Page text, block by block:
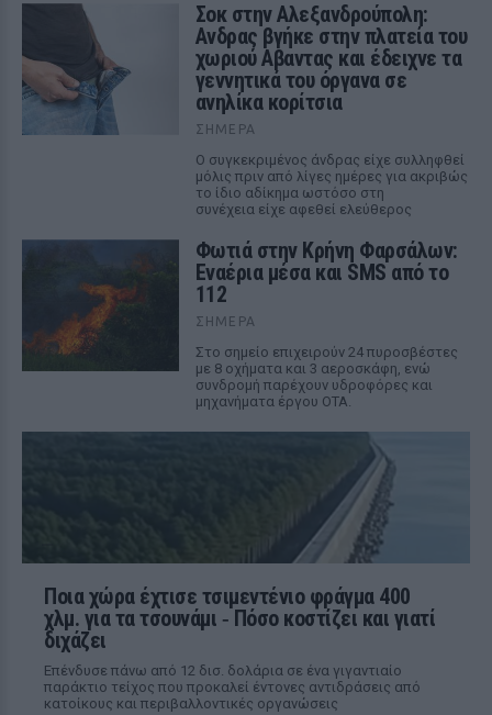
Σοκ στην Αλεξανδρούπολη:
Ανδρας βγήκε στην πλατεία του
χωριού Αβαντας και έδειχνε τα
γεννητικά του όργανα σε
ανηλίκα κορίτσια
ΣΉΜΕΡΑ
Ο συγκεκριμένος άνδρας είχε συλληφθεί
μόλις πριν από λίγες ημέρες για ακριβώς
το ίδιο αδίκημα ωστόσο στη
συνέχεια είχε αφεθεί ελεύθερος
Φωτιά στην Κρήνη Φαρσάλων:
Εναέρια μέσα και SMS από το
112
ΣΉΜΕΡΑ
Στο σημείο επιχειρούν 24 πυροσβέστες
με 8 οχήματα και 3 αεροσκάφη, ενώ
συνδρομή παρέχουν υδροφόρες και
μηχανήματα έργου ΟΤΑ.
Ποια χώρα έχτισε τσιμεντένιο φράγμα 400
χλμ. για τα τσουνάμι ‑ Πόσο κοστίζει και γιατί
διχάζει
Επένδυσε πάνω από 12 δισ. δολάρια σε ένα γιγαντιαίο
παράκτιο τείχος που προκαλεί έντονες αντιδράσεις από
κατοίκους και περιβαλλοντικές οργανώσεις